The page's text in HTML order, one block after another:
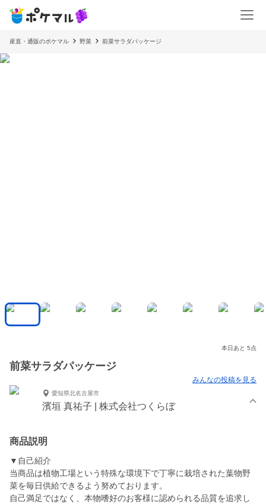
産直・通販のポケマル 野菜 前菜サラダパッケージ
本日あと 5点
前菜サラダパッケージ
みんなの投稿を見る
愛知県北名古屋市
濱垣 真祐子 | 株式会社つくらぼ
商品説明
▼自己紹介
当商品は植物工場という特殊な環境下で丁寧に栽培された葉物野
菜を毎日供給できるよう努めております。
自己満足ではなく、本物嗜好のお客様に認められる品質を追求し